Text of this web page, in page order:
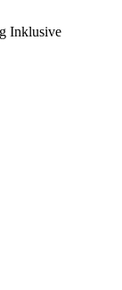
Inklusive